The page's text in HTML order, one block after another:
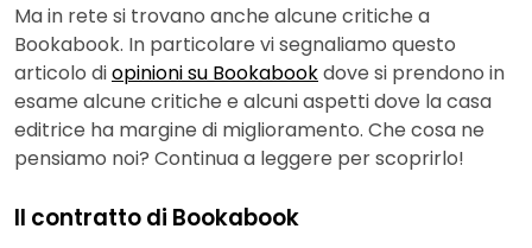
Ma in rete si trovano anche alcune critiche a
Bookabook. In particolare vi segnaliamo questo
articolo diopinioni su Bookabookdove si prendono in
esame alcune critiche e alcuni aspetti dove la casa
editrice ha margine di miglioramento. Che cosa ne
pensiamo noi? Continua a leggere per scoprirlo!
Il contratto di Bookabook